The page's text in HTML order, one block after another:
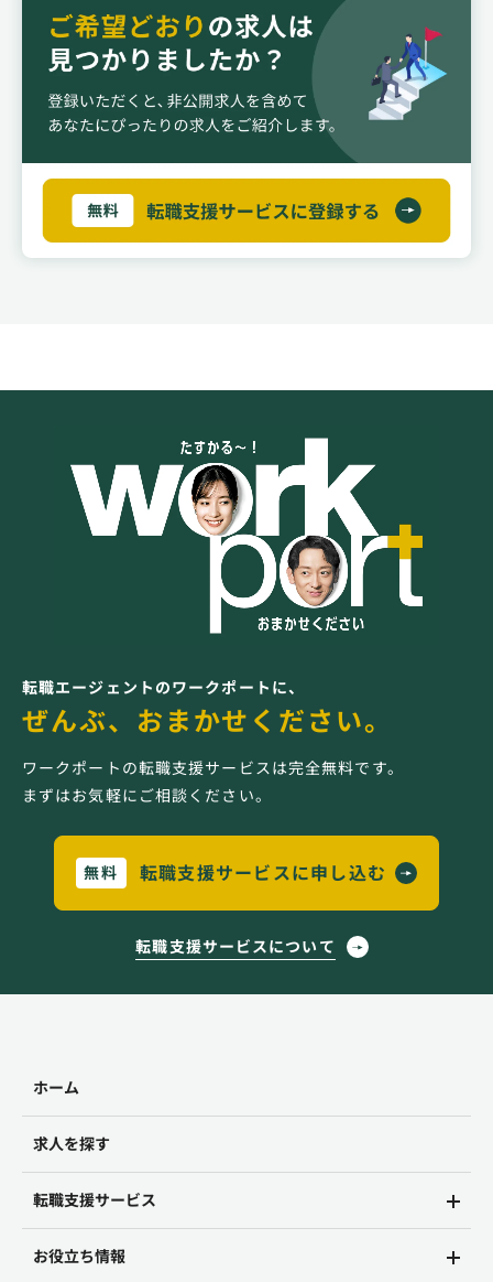
転職エージェントのワークポートに、
ぜんぶ、おまかせください。
ワークポートの転職支援サービスは完全無料です。
まずはお気軽にご相談ください。
無料 転職支援サービスに申し込む
転職支援サービスについて
ホーム
求人を探す
転職支援サービス
お役立ち情報